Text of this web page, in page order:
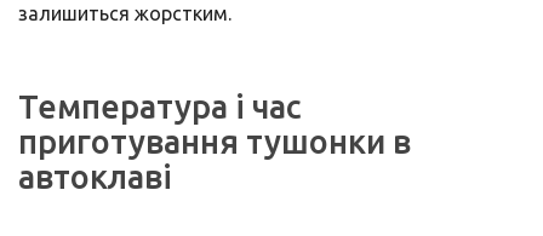
залишиться жорстким.
Температура і час
приготування тушонки в
автоклаві